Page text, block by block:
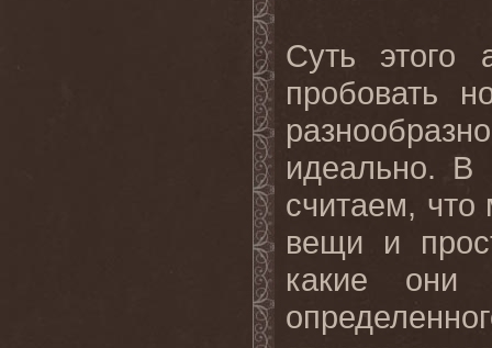
Суть этого
пробовать
идеально. В
считаем,
вещи и
какие